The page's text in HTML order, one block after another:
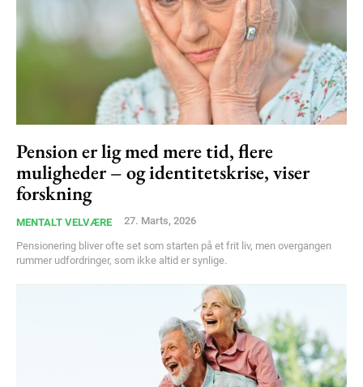
Subscription Plans
/ forever
Pension er lig med mere tid, flere
muligheder – og identitetskrise, viser
forskning
MENTALT VELVÆRE 27. Marts, 2026
Pensionering bliver ofte set som starten på et frit liv, men overgangen
rummer udfordringer, som ikke altid er synlige.